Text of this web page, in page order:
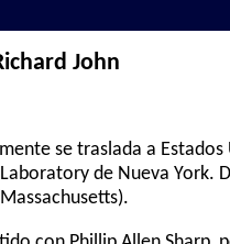
John
se traslada a Estados
de Nueva York.